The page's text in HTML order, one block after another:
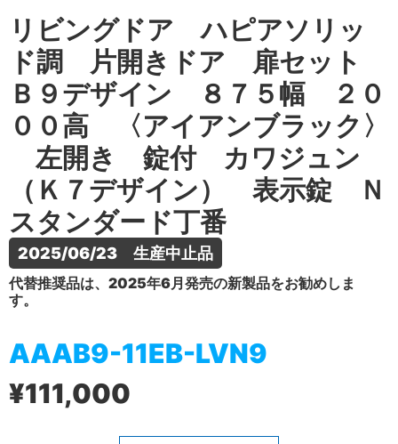
リビングドア ハピアソリッ
ド調 片開きドア 扉セット
Ｂ９デザイン ８７５幅 ２０
００高 〈アイアンブラック〉
左開き 錠付 カワジュン
（Ｋ７デザイン） 表示錠 Ｎ
スタンダード丁番
2025/06/23　生産中止品
代替推奨品は、2025年6月発売の新製品をお勧めしま
す。
AAAB9-11EB-LVN9
¥111,000